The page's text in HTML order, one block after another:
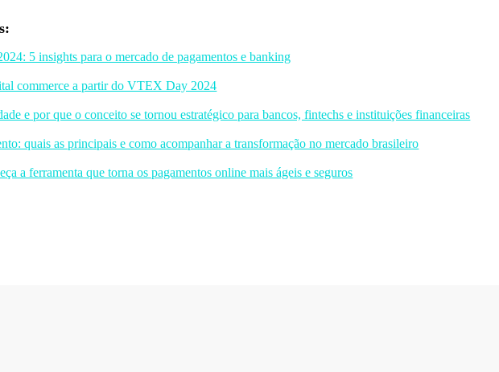
5 insights para o mercado de pagamentos e banking
commerce a partir do VTEX Day 2024
e por que o conceito se tornou estratégico para bancos, fintechs e instituições financeiras
quais as principais e como acompanhar a transformação no mercado brasileiro
a ferramenta que torna os pagamentos online mais ágeis e seguros